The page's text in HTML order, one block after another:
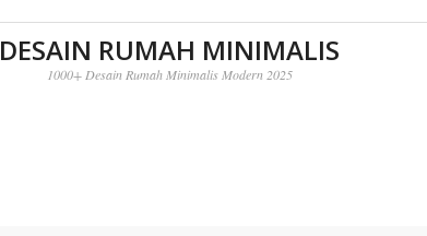
DESAIN RUMAH MINIMALIS
1000+ Desain Rumah Minimalis Modern 2025